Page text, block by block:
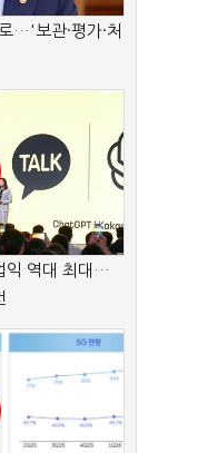
…'보관·평가·처
익 역대 최대…